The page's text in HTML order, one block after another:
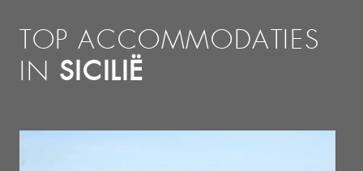
TOP ACCOMMODATIES
IN SICILIË